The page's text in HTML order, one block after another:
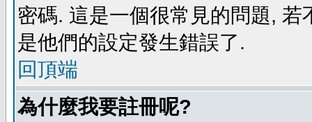
密碼. 這是一個很常見的問題,
是他們的設定發生錯誤了.
回頂端
為什麼我要註冊呢?